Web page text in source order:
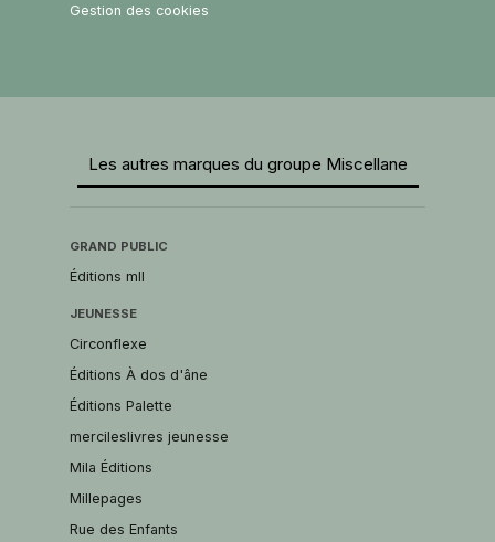
Gestion des cookies
Les autres marques du groupe Miscellane
GRAND PUBLIC
Éditions mll
JEUNESSE
Circonflexe
Éditions À dos d'âne
Éditions Palette
mercileslivres jeunesse
Mila Éditions
Millepages
Rue des Enfants